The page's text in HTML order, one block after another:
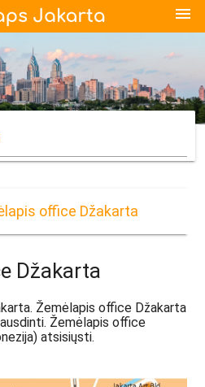
menu
office Džakarta
Džakarta
Žemėlapis office Džakarta
Žemėlapis office
atsisiųsti.